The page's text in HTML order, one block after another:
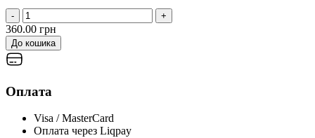
- +
360.00 грн
До кошика
Оплата
Visa / MasterCard
Оплата через Liqpay